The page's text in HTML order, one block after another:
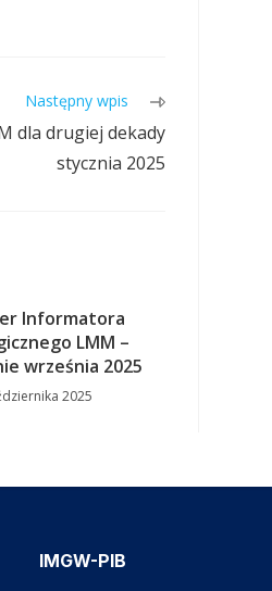
Następny wpis
dla drugiej dekady
stycznia 2025
Informatora
LMM –
września 2025
2025
IMGW-PIB